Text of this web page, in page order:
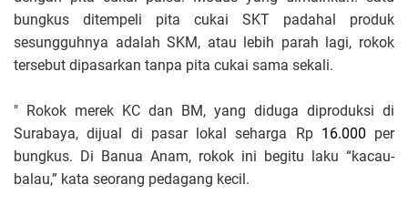
bungkus ditempeli pita cukai SKT padahal produk
sesungguhnya adalah SKM, atau lebih parah lagi, rokok
tersebut dipasarkan tanpa pita cukai sama sekali.
" Rokok merek KC dan BM, yang diduga diproduksi di
Surabaya, dijual di pasar lokal seharga Rp 16.000 per
bungkus. Di Banua Anam, rokok ini begitu laku “kacau-
balau,” kata seorang pedagang kecil.